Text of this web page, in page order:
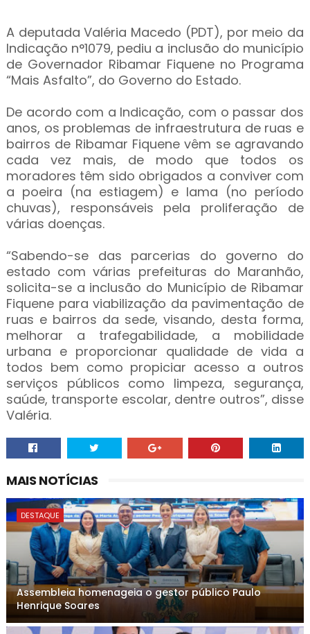
A deputada Valéria Macedo (PDT), por meio da
Indicação n°1079, pediu a inclusão do município
de Governador Ribamar Fiquene no Programa
“Mais Asfalto”, do Governo do Estado.
De acordo com a Indicação, com o passar dos
anos, os problemas de infraestrutura de ruas e
bairros de Ribamar Fiquene vêm se agravando
cada vez mais, de modo que todos os
moradores têm sido obrigados a conviver com
a poeira (na estiagem) e lama (no período
chuvas), responsáveis pela proliferação de
várias doenças.
“Sabendo-se das parcerias do governo do
estado com várias prefeituras do Maranhão,
solicita-se a inclusão do Município de Ribamar
Fiquene para viabilização da pavimentação de
ruas e bairros da sede, visando, desta forma,
melhorar a trafegabilidade, a mobilidade
urbana e proporcionar qualidade de vida a
todos bem como propiciar acesso a outros
serviços públicos como limpeza, segurança,
saúde, transporte escolar, dentre outros”, disse
Valéria.
MAIS NOTÍCIAS
DESTAQUE
Assembleia homenageia o gestor público Paulo
Henrique Soares